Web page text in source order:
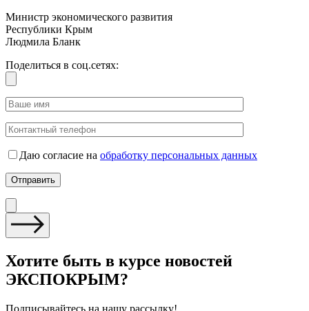
Министр экономического развития
Республики Крым
Людмила Бланк
Поделиться в соц.сетях:
Даю согласие на обработку персональных данных
Хотите быть в курсе новостей
ЭКСПОКРЫМ?
Подписывайтесь на нашу рассылку!